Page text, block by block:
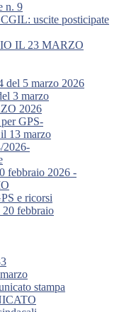
n. 9
uscite posticipate
IL 23 MARZO
5 marzo 2026
3 marzo
2026
GPS-
13 marzo
2026-
febbraio 2026 -
e ricorsi
febbraio
stampa